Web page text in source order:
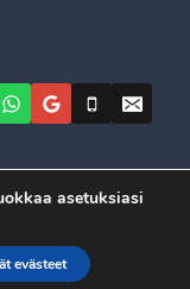
asetuksiasi
evästeet